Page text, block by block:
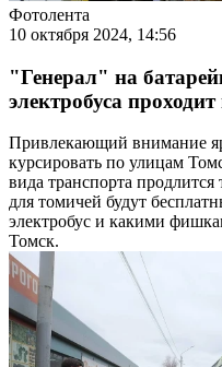
Фотолента
10 октября 2024, 14:56
"Генерал" на
электробуса
Привлекающий внимание
курсировать по улицам
вида транспорта продлится
для томичей будут
электробус и какими
Томск.